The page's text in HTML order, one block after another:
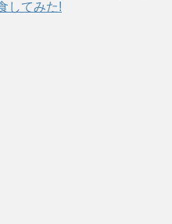
してみた!